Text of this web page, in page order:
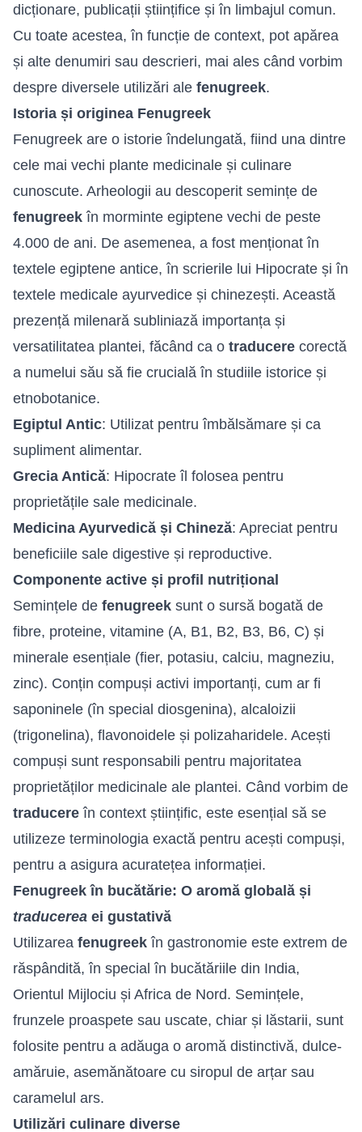
dicționare, publicații științifice și în limbajul comun.
Cu toate acestea, în funcție de context, pot apărea
și alte denumiri sau descrieri, mai ales când vorbim
despre diversele utilizări ale fenugreek.
Istoria și originea Fenugreek
Fenugreek are o istorie îndelungată, fiind una dintre
cele mai vechi plante medicinale și culinare
cunoscute. Arheologii au descoperit semințe de
fenugreek în morminte egiptene vechi de peste
4.000 de ani. De asemenea, a fost menționat în
textele egiptene antice, în scrierile lui Hipocrate și în
textele medicale ayurvedice și chinezești. Această
prezență milenară subliniază importanța și
versatilitatea plantei, făcând ca o traducere corectă
a numelui său să fie crucială în studiile istorice și
etnobotanice.
Egiptul Antic: Utilizat pentru îmbălsămare și ca
supliment alimentar.
Grecia Antică: Hipocrate îl folosea pentru
proprietățile sale medicinale.
Medicina Ayurvedică și Chineză: Apreciat pentru
beneficiile sale digestive și reproductive.
Componente active și profil nutrițional
Semințele de fenugreek sunt o sursă bogată de
fibre, proteine, vitamine (A, B1, B2, B3, B6, C) și
minerale esențiale (fier, potasiu, calciu, magneziu,
zinc). Conțin compuși activi importanți, cum ar fi
saponinele (în special diosgenina), alcaloizii
(trigonelina), flavonoidele și polizaharidele. Acești
compuși sunt responsabili pentru majoritatea
proprietăților medicinale ale plantei. Când vorbim de
traducere în context științific, este esențial să se
utilizeze terminologia exactă pentru acești compuși,
pentru a asigura acuratețea informației.
Fenugreek în bucătărie: O aromă globală și
traducerea ei gustativă
Utilizarea fenugreek în gastronomie este extrem de
răspândită, în special în bucătăriile din India,
Orientul Mijlociu și Africa de Nord. Semințele,
frunzele proaspete sau uscate, chiar și lăstarii, sunt
folosite pentru a adăuga o aromă distinctivă, dulce-
amăruie, asemănătoare cu siropul de arțar sau
caramelul ars.
Utilizări culinare diverse